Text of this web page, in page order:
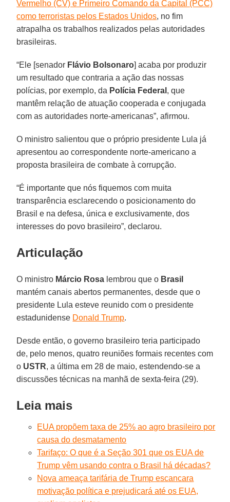
Vermelho (CV) e Primeiro Comando da Capital (PCC)
como terroristas pelos Estados Unidos, no fim
atrapalha os trabalhos realizados pelas autoridades
brasileiras.
“Ele [senador Flávio Bolsonaro] acaba por produzir
um resultado que contraria a ação das nossas
polícias, por exemplo, da Polícia Federal , que
mantêm relação de atuação cooperada e conjugada
com as autoridades norte-americanas”, afirmou.
O ministro salientou que o próprio presidente Lula já
apresentou ao correspondente norte-americano a
proposta brasileira de combate à corrupção.
“É importante que nós fiquemos com muita
transparência esclarecendo o posicionamento do
Brasil e na defesa, única e exclusivamente, dos
interesses do povo brasileiro”, declarou.
Articulação
O ministro Márcio Rosa lembrou que o Brasil
mantém canais abertos permanentes, desde que o
presidente Lula esteve reunido com o presidente
estadunidense Donald Trump.
Desde então, o governo brasileiro teria participado
de, pelo menos, quatro reuniões formais recentes com
o USTR, a última em 28 de maio, estendendo-se a
discussões técnicas na manhã de sexta-feira (29).
Leia mais
EUA propõem taxa de 25% ao agro brasileiro por
causa do desmatamento
Tarifaço: O que é a Seção 301 que os EUA de
Trump vêm usando contra o Brasil há décadas?
Nova ameaça tarifária de Trump escancara
motivação política e prejudicará até os EUA,